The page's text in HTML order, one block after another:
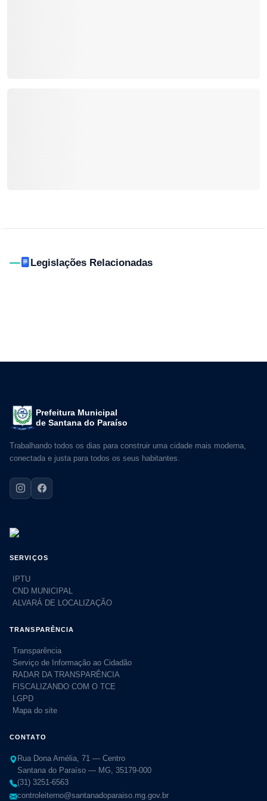
Legislações Relacionadas
Prefeitura Municipal
de Santana do Paraíso
Trabalhando todos os dias para construir uma cidade mais moderna,
conectada e justa para todos os seus habitantes.
SERVIÇOS
IPTU
CND MUNICIPAL
ALVARÁ DE LOCALIZAÇÃO
TRANSPARÊNCIA
Transparência
Serviço de Informação ao Cidadão
RADAR DA TRANSPARÊNCIA
FISCALIZANDO COM O TCE
LGPD
Mapa do site
CONTATO
Rua Dona Amélia, 71 — Centro
Santana do Paraíso — MG, 35179-000
(31) 3251-6563
controleiterno@santanadoparaiso.mg.gov.br